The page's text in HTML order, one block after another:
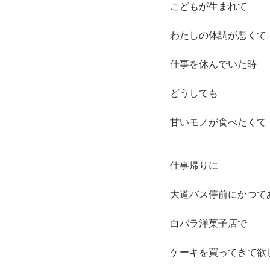
こどもが生まれて
わたしの体調が悪くて
仕事を休んでいた時
どうしても
甘いモノが食べたくて
仕事帰りに
大道バス停前にかつて
白バラ洋菓子店で
ケーキを買ってきて欲